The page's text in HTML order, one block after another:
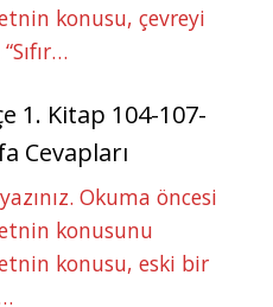
konusu, çevreyi
1. Kitap 104-107-
Cevapları
Okuma öncesi
konusunu
konusu, eski bir